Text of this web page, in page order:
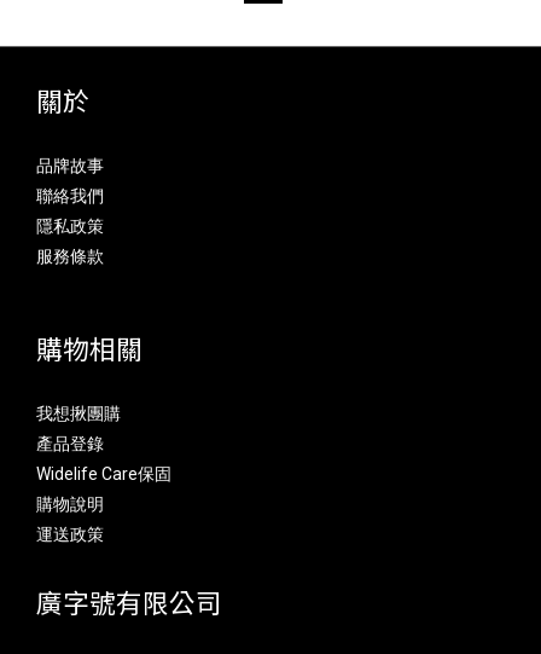
關於
品牌故事
聯絡我們
隱私政策
服務條款
購物相關
我想揪團購
產品登錄
Widelife Care保固
購物說明
運送政策
廣字號有限公司